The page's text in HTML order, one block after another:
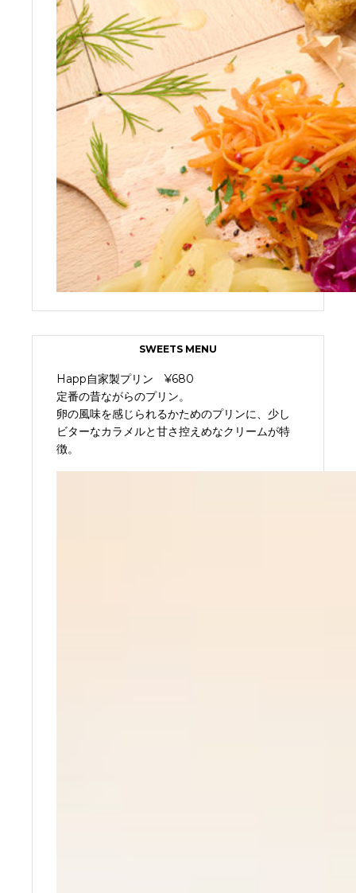
SWEETS MENU
Happ自家製プリン ¥680
定番の昔ながらのプリン。
卵の風味を感じられるかためのプリンに、少し
ビターなカラメルと甘さ控えめなクリームが特
徴。